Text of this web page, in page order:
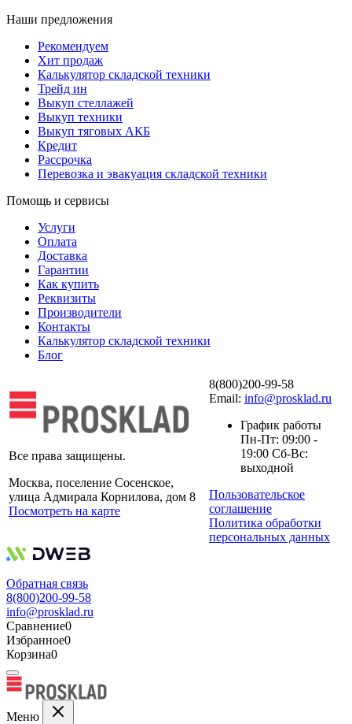
Наши предложения
Рекомендуем
Хит продаж
Калькулятор складской техники
Трейд ин
Выкуп стеллажей
Выкуп техники
Выкуп тяговых АКБ
Кредит
Рассрочка
Перевозка и эвакуация складской техники
Помощь и сервисы
Услуги
Оплата
Доставка
Гарантии
Как купить
Реквизиты
Производители
Контакты
Калькулятор складской техники
Блог
Все права защищены.
Москва, поселение Сосенское,
улица Адмирала Корнилова, дом 8
Посмотреть на карте
8(800)200-99-58
Email: info@prosklad.ru
График работы
Пн-Пт: 09:00 -
19:00 Сб-Вс:
выходной
Пользовательское
соглашение
Политика обработки
персональных данных
Обратная связь
8(800)200-99-58
info@prosklad.ru
Сравнение0
Избранное0
Корзина0
Меню